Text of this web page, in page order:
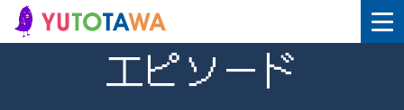
エピソード